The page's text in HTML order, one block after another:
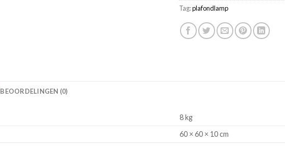
Tag:plafondlamp
BEOORDELINGEN (0)
8 kg
60 × 60 × 10 cm